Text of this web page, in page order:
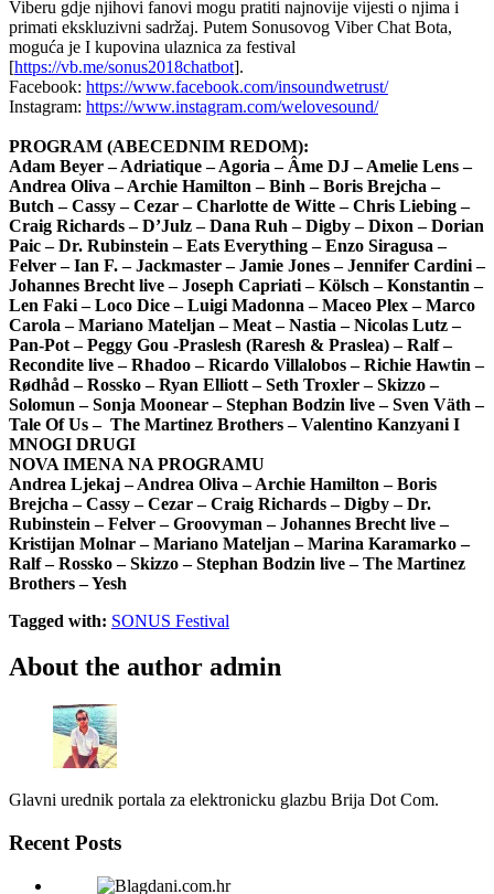
Viberu gdje njihovi fanovi mogu pratiti najnovije vijesti o njima i
primati ekskluzivni sadržaj. Putem Sonusovog Viber Chat Bota,
moguća je I kupovina ulaznica za festival
[https://vb.me/sonus2018chatbot].
Facebook: https://www.facebook.com/insoundwetrust/
Instagram: https://www.instagram.com/welovesound/
PROGRAM (ABECEDNIM REDOM):
Adam Beyer – Adriatique – Agoria – Âme DJ – Amelie Lens –
Andrea Oliva – Archie Hamilton – Binh – Boris Brejcha –
Butch – Cassy – Cezar – Charlotte de Witte – Chris Liebing –
Craig Richards – D’Julz – Dana Ruh – Digby – Dixon – Dorian
Paic – Dr. Rubinstein – Eats Everything – Enzo Siragusa –
Felver – Ian F. – Jackmaster – Jamie Jones – Jennifer Cardini –
Johannes Brecht live – Joseph Capriati – Kölsch – Konstantin –
Len Faki – Loco Dice – Luigi Madonna – Maceo Plex – Marco
Carola – Mariano Mateljan – Meat – Nastia – Nicolas Lutz –
Pan-Pot – Peggy Gou -Praslesh (Raresh & Praslea) – Ralf –
Recondite live – Rhadoo – Ricardo Villalobos – Richie Hawtin –
Rødhåd – Rossko – Ryan Elliott – Seth Troxler – Skizzo –
Solomun – Sonja Moonear – Stephan Bodzin live – Sven Väth –
Tale Of Us – The Martinez Brothers – Valentino Kanzyani I
MNOGI DRUGI
NOVA IMENA NA PROGRAMU
Andrea Ljekaj – Andrea Oliva – Archie Hamilton – Boris
Brejcha – Cassy – Cezar – Craig Richards – Digby – Dr.
Rubinstein – Felver – Groovyman – Johannes Brecht live –
Kristijan Molnar – Mariano Mateljan – Marina Karamarko –
Ralf – Rossko – Skizzo – Stephan Bodzin live – The Martinez
Brothers – Yesh
Tagged with: SONUS Festival
About the author admin
Glavni urednik portala za elektronicku glazbu Brija Dot Com.
Recent Posts